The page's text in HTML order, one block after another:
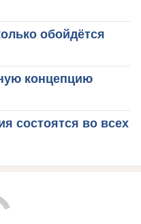
обойдётся
концепцию
состоятся во всех